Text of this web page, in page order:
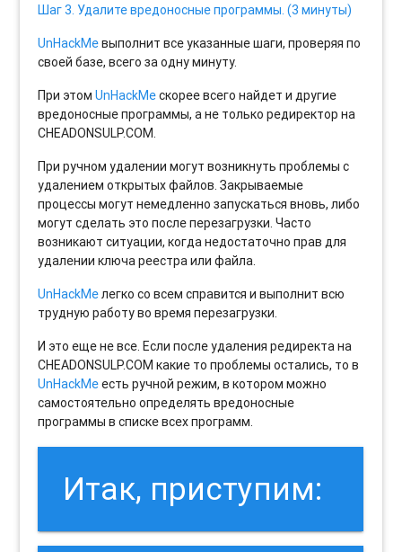
Шаг 3. Удалите вредоносные программы. (3 минуты)
UnHackMeвыполнит все указанные шаги, проверяя по
своей базе, всего за одну минуту.
При этомUnHackMeскорее всего найдет и другие
вредоносные программы, а не только редиректор на
CHEADONSULP.COM.
При ручном удалении могут возникнуть проблемы с
удалением открытых файлов. Закрываемые
процессы могут немедленно запускаться вновь, либо
могут сделать это после перезагрузки. Часто
возникают ситуации, когда недостаточно прав для
удалении ключа реестра или файла.
UnHackMeлегко со всем справится и выполнит всю
трудную работу во время перезагрузки.
И это еще не все. Если после удаления редиректа на
CHEADONSULP.COM какие то проблемы остались, то в
UnHackMeесть ручной режим, в котором можно
самостоятельно определять вредоносные
программы в списке всех программ.
Итак, приступим: